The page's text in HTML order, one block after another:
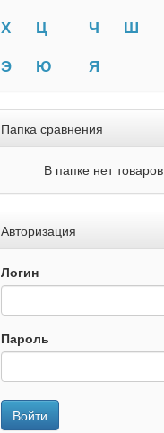
Х
Ц Ч Ш
Э
Ю Я
Папка сравнения
В папке нет товаров
Авторизация
Логин
Пароль
Войти